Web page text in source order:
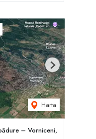
Harta
Next
– Vorniceni,